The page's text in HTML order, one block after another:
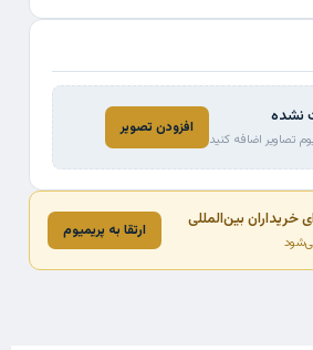
نشده
تصاویر اضافه کنید
افزودن تصویر
خریداران بین‌المللی ارتقا به پریمیوم